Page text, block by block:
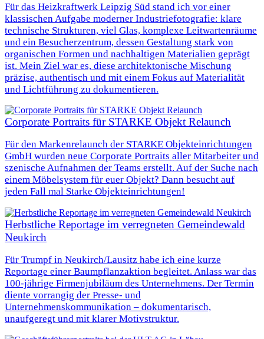
Für das Heizkraftwerk Leipzig Süd stand ich vor einer
klassischen Aufgabe moderner Industriefotografie: klare
technische Strukturen, viel Glas, komplexe Leitwartenräume
und ein Besucherzentrum, dessen Gestaltung stark von
organischen Formen und nachhaltigen Materialien geprägt
ist. Mein Ziel war es, diese architektonische Mischung
präzise, authentisch und mit einem Fokus auf Materialität
und Lichtführung zu dokumentieren.
Corporate Portraits für STARKE Objekt Relaunch
Für den Markenrelaunch der STARKE Objekteinrichtungen
GmbH wurden neue Corporate Portraits aller Mitarbeiter und
szenische Aufnahmen der Teams erstellt. Auf der Suche nach
einem Möbelsystem für euer Objekt? Dann besucht auf
jeden Fall mal Starke Objekteinrichtungen!
Herbstliche Reportage im verregneten Gemeindewald
Neukirch
Für Trumpf in Neukirch/Lausitz habe ich eine kurze
Reportage einer Baumpflanzaktion begleitet. Anlass war das
100‑jährige Firmenjubiläum des Unternehmens. Der Termin
diente vorrangig der Presse- und
Unternehmenskommunikation – dokumentarisch,
unaufgeregt und mit klarer Motivstruktur.